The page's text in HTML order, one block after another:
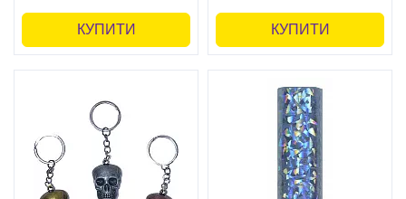
КУПИТИ КУПИТИ